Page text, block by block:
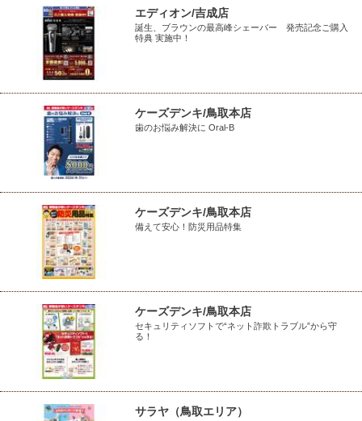
エディオン/吉成店
誕生、ブラウンの最高峰シェーバー 発売記念ご購入
特典 実施中！
ケーズデンキ/鳥取本店
歯のお悩み解決に Oral-B
ケーズデンキ/鳥取本店
備えて安心！防災用品特集
ケーズデンキ/鳥取本店
セキュリティソフトで“ネット詐欺トラブル”から守
る！
サラヤ（鳥取エリア）